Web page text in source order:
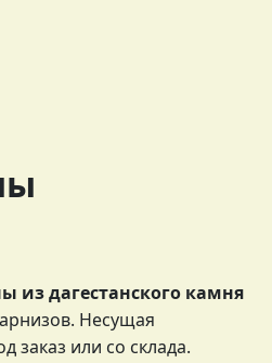
дагестанского камня
Несущая
заказ или со склада.